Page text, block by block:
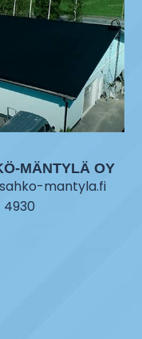
MÄNTYLÄ OY
mantyla.fi
4930